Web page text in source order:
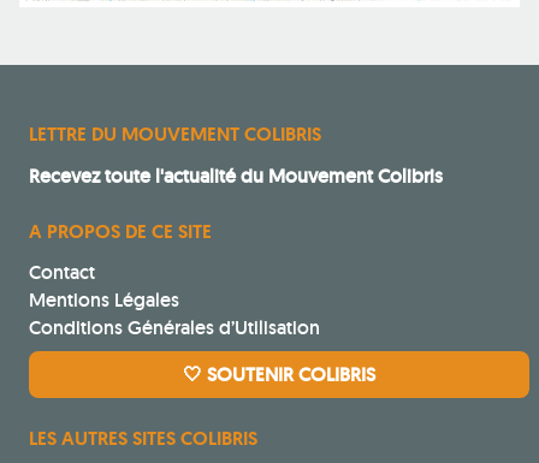
LETTRE DU MOUVEMENT COLIBRIS
Recevez toute l'actualité du Mouvement Colibris
A PROPOS DE CE SITE
Contact
Mentions Légales
Conditions Générales d’Utilisation
🤍 SOUTENIR COLIBRIS
LES AUTRES SITES COLIBRIS